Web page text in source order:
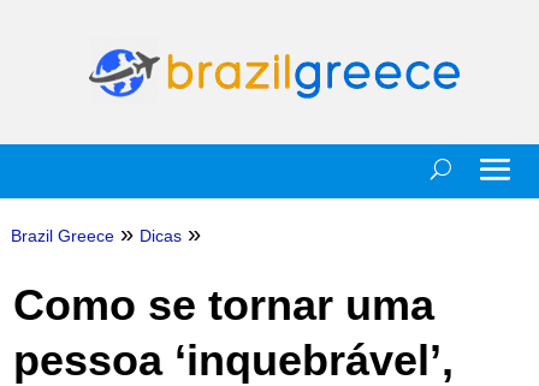
Brazil Greece » Dicas »
Como se tornar uma
pessoa ‘inquebrável’,